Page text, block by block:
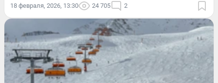
18 февраля, 2026, 13:30 24 705 2